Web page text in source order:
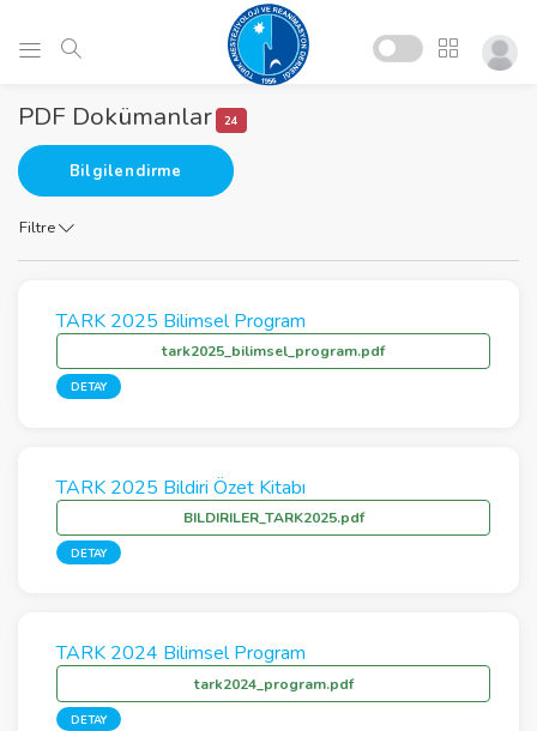
PDF Dokümanlar 24
Bilgilendirme
Filtre
TARK 2025 Bilimsel Program
tark2025_bilimsel_program.pdf
DETAY
TARK 2025 Bildiri Özet Kitabı
BILDIRILER_TARK2025.pdf
DETAY
TARK 2024 Bilimsel Program
tark2024_program.pdf
DETAY